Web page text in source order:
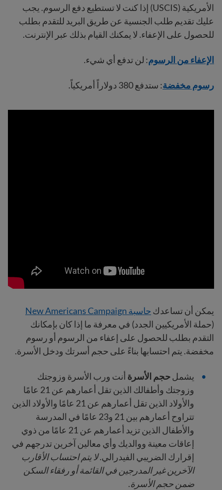
الأمريكية (USCIS) إذا كنت لا تستطيع دفع الرسوم. يجب
عليك تقديم طلب الجنسية عن طريق البريد للتقدم بطلب
للحصول على الإعفاء. لا يمكنك القيام بذلك عبر الإنترنت.
الإعفاء من الرسوم: لن تدفع أي شيء.
رسوم مخفضة: ستدفع 380 دولاراً أمريكياً.
يمكن أن تساعدك حاسبة New Americans Campaign
(حملة الأمريكيين الجدد) في معرفة ما إذا كان بإمكانك
التقدم بطلب للحصول على إعفاء من الرسوم أو رسوم
مخفضة. يتم احتسابها بناءً على حجم أسرتك ودخل الأسرة.
يشملحجم الأسرة أنت ورب الأسرة وزوجتك
وزوجتك وأطفالك الذين تقل أعمارهم عن 21 عامًا
والأولاد الذين تقل أعمارهم عن 21 عامًا والأولاد الذين
تتراوح أعمارهم بين 21 و23 عامًا في المدرسة
والأطفال الذين تزيد أعمارهم عن 21 عامًا من ذوي
إعاقات معينة ووالديك وأي معالين آخرين تدرجهم في
إقرارك الضريبي الفيدرالي.لا يتم احتساب الأقارب
الآخرين غير المدرجين في القائمة أو رفقاء السكن
ضمن حجم الأسرة.